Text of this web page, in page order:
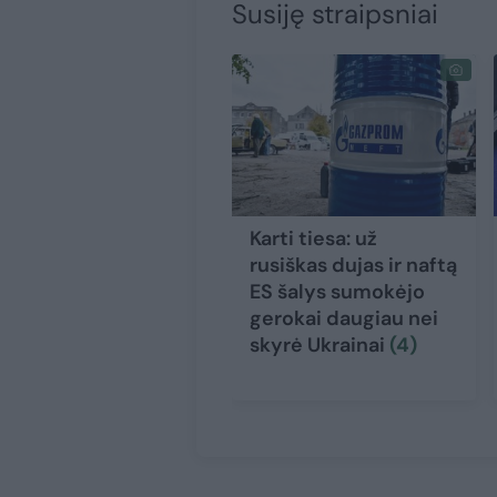
Susiję straipsniai
Karti tiesa: už
rusiškas dujas ir naftą
ES šalys sumokėjo
gerokai daugiau nei
skyrė Ukrainai (4)